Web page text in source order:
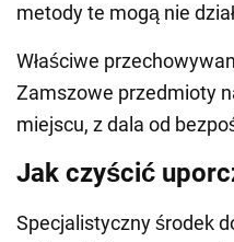
metody te mogą nie
Właściwe
Zamszowe przedmioty
miejscu, z dala od
Jak czyścić
Specjalistyczny środek